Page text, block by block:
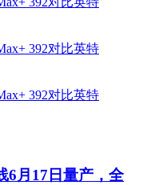
6月17日量产，全